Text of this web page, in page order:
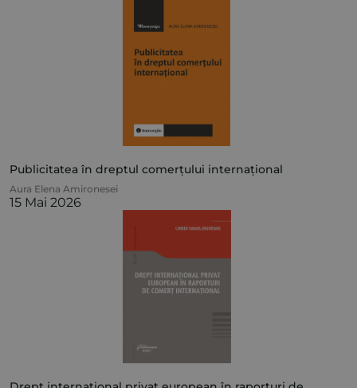
Publicitatea în dreptul comerțului internațional
Aura Elena Amironesei
15 Mai 2026